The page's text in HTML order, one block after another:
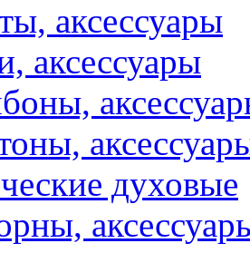
аксессуары
аксессуары
духовые